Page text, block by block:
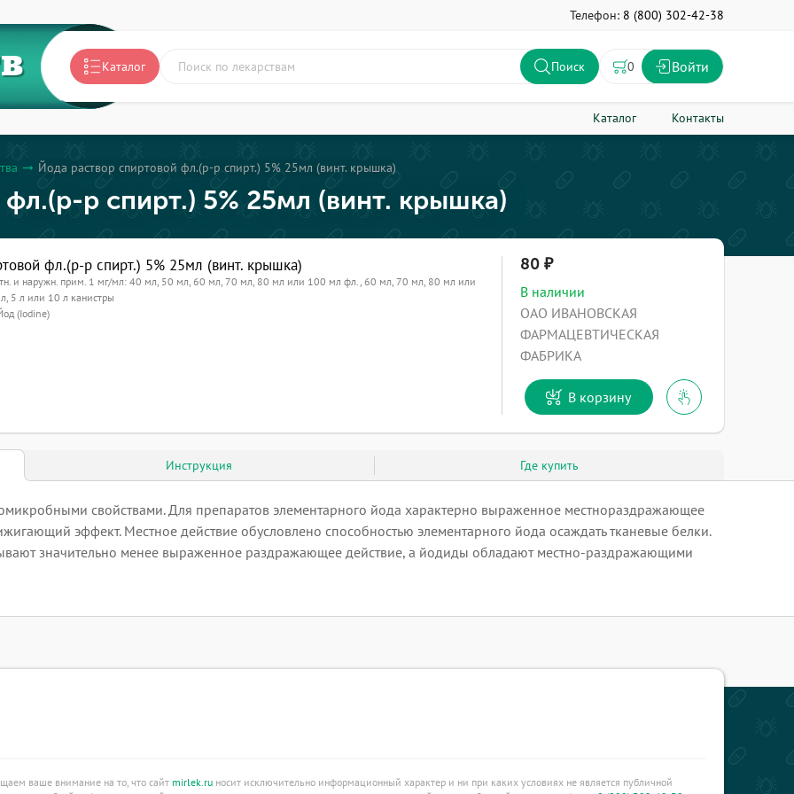
Телефон: 8 (800) 302-42-38
Каталог Поиск 0 Войти
Каталог Контакты
arrow_right_alt Йода раствор спиртовой фл.(р-р спирт.) 5% 25мл (винт. крышка)
р спирт.) 5% 25мл (винт. крышка)
фл.(р-р спирт.) 5% 25мл (винт. крышка)
и наружн. прим. 1 мг/мл: 40 мл, 50 мл, 60 мл, 70 мл, 80 мл или 100 мл фл., 60 мл, 70 мл, 80 мл или
5 л или 10 л канистры
(Iodine)
80
В наличии
ОАО ИВАНОВСКАЯ
ФАРМАЦЕВТИЧЕСКАЯ
ФАБРИКА
В корзину
Инструкция Где купить
свойствами. Для препаратов элементарного йода характерно выраженное местнораздражающее
эффект. Местное действие обусловлено способностью элементарного йода осаждать тканевые белки.
значительно менее выраженное раздражающее действие, а йодиды обладают местно-раздражающими
ваше внимание на то, что сайт mirlek.ruносит исключительно информационный характер и ни при каких условиях не является публичной